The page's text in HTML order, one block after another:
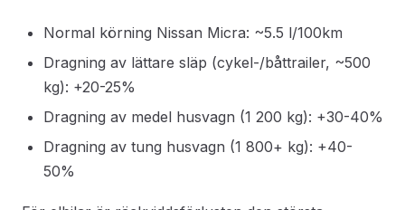
Normal körning Nissan Micra: ~5.5 l/100km
Dragning av lättare släp (cykel-/båttrailer, ~500
kg): +20-25%
Dragning av medel husvagn (1 200 kg): +30-40%
Dragning av tung husvagn (1 800+ kg): +40-
50%